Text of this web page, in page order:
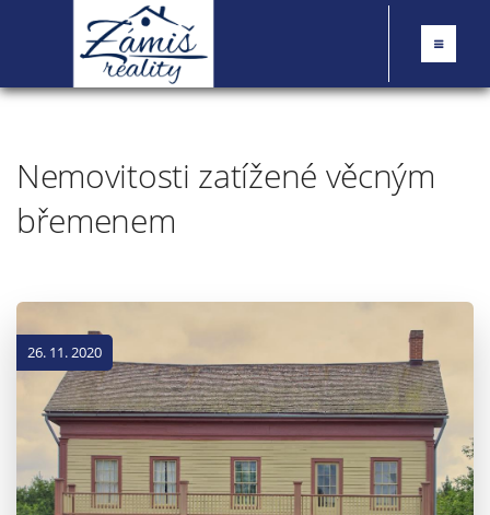
Nemovitosti zatížené věcným
břemenem
26. 11. 2020